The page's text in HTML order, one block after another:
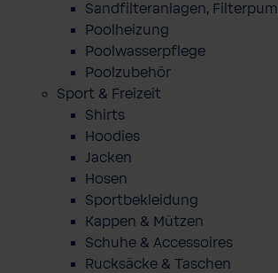
Sandfilteranlagen,
Poolheizung
Poolwasserpflege
Poolzubehör
Sport & Freizeit
Shirts
Hoodies
Jacken
Hosen
Sportbekleidung
Kappen & Mützen
Schuhe & Accessoires
Rucksäcke & Taschen